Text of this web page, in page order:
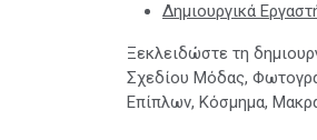
Δημιουργικά
Ξεκλειδώστε τη
Σχεδίου Μόδας,
Επίπλων, Κόσμημα,